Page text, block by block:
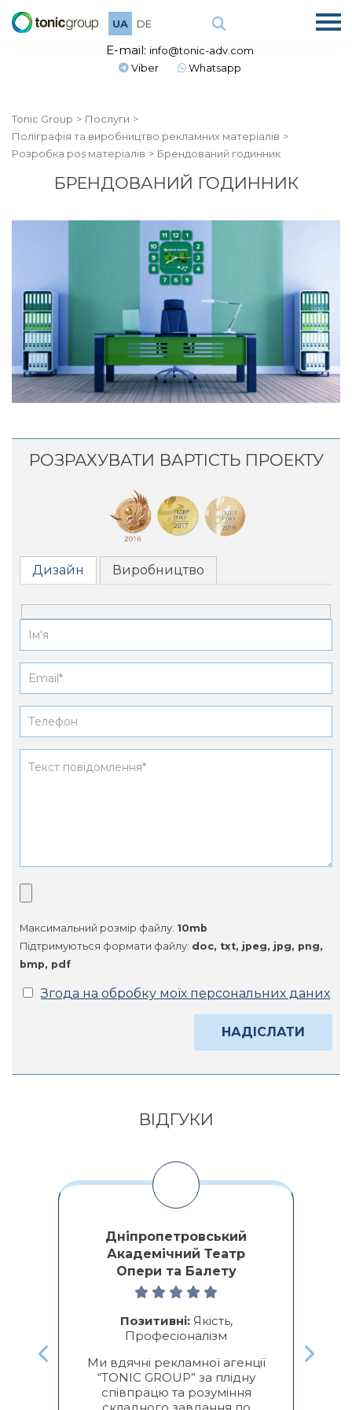
UA DE
E-mail: info@tonic-adv.com
Viber
Whatsapp
Tonic Group
Послуги
Поліграфія та виробництво рекламних матеріалів
Розробка pos матеріалів
Брендований годинник
БРЕНДОВАНИЙ ГОДИННИК
РОЗРАХУВАТИ ВАРТІСТЬ ПРОЕКТУ
Дизайн Виробництво
Максимальний розмір файлу: 10mb
Підтримуються формати файлу: doc, txt, jpeg, jpg, png,
bmp, pdf
Згода на обробку моїх персональних даних
Alternative:
ВІДГУКИ
Дніпропетровський
Академічний Театр
Опери та Балету
Позитивні:Якість,
Професіоналізм
Ми вдячні рекламної агенції
“TONIC GROUP” за плідну
співпрацю та розуміння